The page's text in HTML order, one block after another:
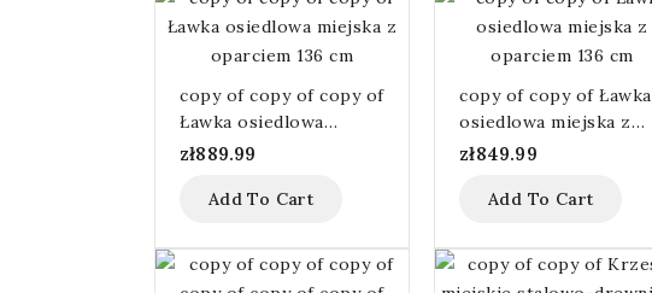
copy of copy of copy of
Ławka osiedlowa
miejska z oparciem 136
zł889.99
Add To Cart
copy of copy of Ławka
osiedlowa miejska z
oparciem 136 cm
zł849.99
Add To Cart